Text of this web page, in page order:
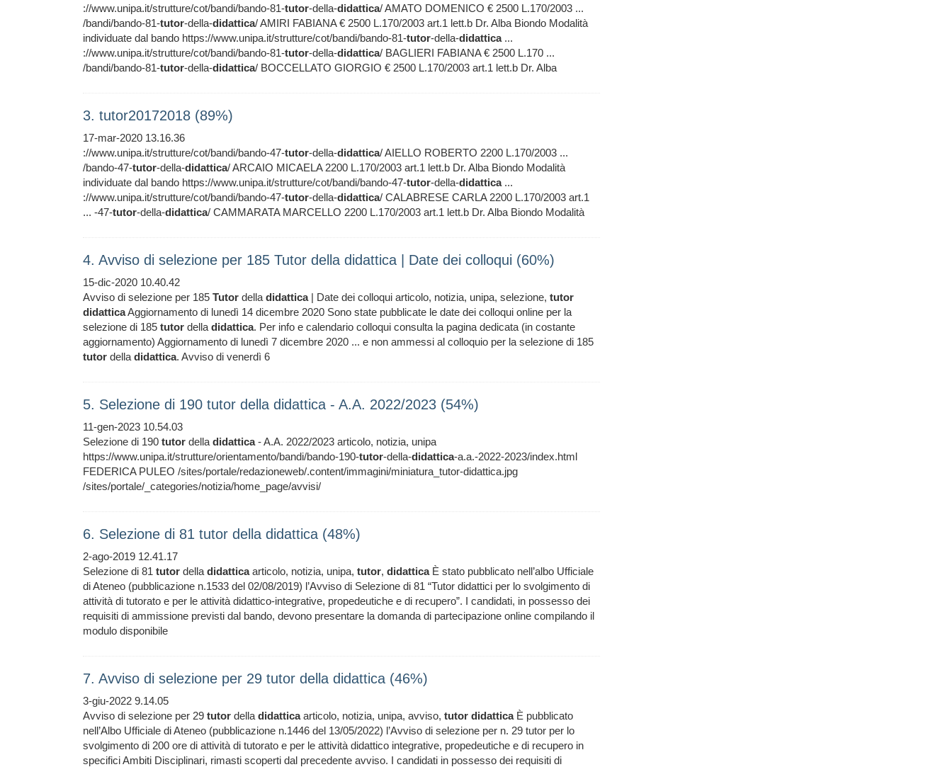
://www.unipa.it/strutture/cot/bandi/bando-81-tutor-della-didattica/ AMATO DOMENICO € 2500 L.170/2003 ...
/bandi/bando-81-tutor-della-didattica/ AMIRI FABIANA € 2500 L.170/2003 art.1 lett.b Dr. Alba Biondo Modalità
individuate dal bando https://www.unipa.it/strutture/cot/bandi/bando-81-tutor-della-didattica...
://www.unipa.it/strutture/cot/bandi/bando-81-tutor-della-didattica/ BAGLIERI FABIANA € 2500 L.170 ...
/bandi/bando-81-tutor-della-didattica/ BOCCELLATO GIORGIO € 2500 L.170/2003 art.1 lett.b Dr. Alba
3. tutor20172018 (89%)
17-mar-2020 13.16.36
://www.unipa.it/strutture/cot/bandi/bando-47-tutor-della-didattica/ AIELLO ROBERTO 2200 L.170/2003 ...
/bando-47-tutor-della-didattica/ ARCAIO MICAELA 2200 L.170/2003 art.1 lett.b Dr. Alba Biondo Modalità
individuate dal bando https://www.unipa.it/strutture/cot/bandi/bando-47-tutor-della-didattica...
://www.unipa.it/strutture/cot/bandi/bando-47-tutor-della-didattica/ CALABRESE CARLA 2200 L.170/2003 art.1
... -47-tutor-della-didattica/ CAMMARATA MARCELLO 2200 L.170/2003 art.1 lett.b Dr. Alba Biondo Modalità
4. Avviso di selezione per 185 Tutor della didattica | Date dei colloqui (60%)
15-dic-2020 10.40.42
Avviso di selezione per 185 Tutor della didattica| Date dei colloqui articolo, notizia, unipa, selezione, tutor
didatticaAggiornamento di lunedì 14 dicembre 2020 Sono state pubblicate le date dei colloqui online per la
selezione di 185 tutor della didattica. Per info e calendario colloqui consulta la pagina dedicata (in costante
aggiornamento) Aggiornamento di lunedì 7 dicembre 2020 ... e non ammessi al colloquio per la selezione di 185
tutor della didattica. Avviso di venerdì 6
5. Selezione di 190 tutor della didattica - A.A. 2022/2023 (54%)
11-gen-2023 10.54.03
Selezione di 190 tutor della didattica- A.A. 2022/2023 articolo, notizia, unipa
https://www.unipa.it/strutture/orientamento/bandi/bando-190-tutor-della-didattica-a.a.-2022-2023/index.html
FEDERICA PULEO /sites/portale/redazioneweb/.content/immagini/miniatura_tutor-didattica.jpg
/sites/portale/_categories/notizia/home_page/avvisi/
6. Selezione di 81 tutor della didattica (48%)
2-ago-2019 12.41.17
Selezione di 81 tutor della didatticaarticolo, notizia, unipa, tutor, didatticaÈ stato pubblicato nell’albo Ufficiale
di Ateneo (pubblicazione n.1533 del 02/08/2019) l’Avviso di Selezione di 81 “Tutor didattici per lo svolgimento di
attività di tutorato e per le attività didattico-integrative, propedeutiche e di recupero”. I candidati, in possesso dei
requisiti di ammissione previsti dal bando, devono presentare la domanda di partecipazione online compilando il
modulo disponibile
7. Avviso di selezione per 29 tutor della didattica (46%)
3-giu-2022 9.14.05
Avviso di selezione per 29 tutor della didatticaarticolo, notizia, unipa, avviso, tutor didatticaÈ pubblicato
nell’Albo Ufficiale di Ateneo (pubblicazione n.1446 del 13/05/2022) l’Avviso di selezione per n. 29 tutor per lo
svolgimento di 200 ore di attività di tutorato e per le attività didattico integrative, propedeutiche e di recupero in
specifici Ambiti Disciplinari, rimasti scoperti dal precedente avviso. I candidati in possesso dei requisiti di